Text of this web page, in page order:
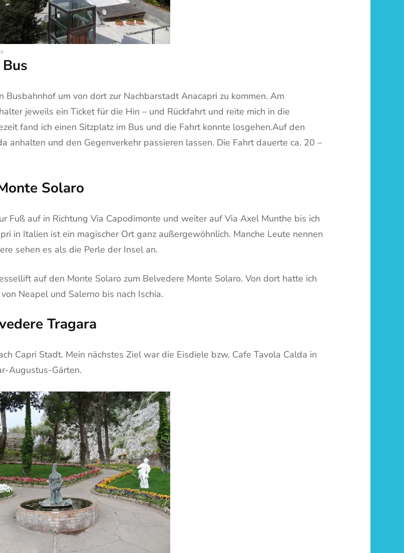
um von dort zur Nachbarstadt Anacapri zu kommen. Am
jeweils ein Ticket für die Hin – und Rückfahrt und reite mich in die
fand ich einen Sitzplatz im Bus und die Fahrt konnte losgehen.Auf den
anhalten und den Gegenverkehr passieren lassen. Die Fahrt dauerte ca. 20 –
Solaro
Fuß auf in Richtung Via Capodimonte und weiter auf Via Axel Munthe bis ich
in Italien ist ein magischer Ort ganz außergewöhnlich. Manche Leute nennen
sehen es als die Perle der Insel an.
auf den Monte Solaro zum Belvedere Monte Solaro. Von dort hatte ich
Neapel und Salerno bis nach Ischia.
Tragara
Capri Stadt. Mein nächstes Ziel war die Eisdiele bzw. Cafe Tavola Calda in
Augustus-Gärten.